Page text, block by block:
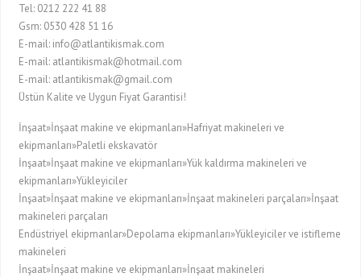
Tel: 0212 222 41 88
Gsm: 0530 428 51 16
E-mail: info@atlantikismak.com
E-mail: atlantikismak@hotmail.com
E-mail: atlantikismak@gmail.com
Üstün Kalite ve Uygun Fiyat Garantisi!
İnşaat»İnşaat makine ve ekipmanları»Hafriyat makineleri ve
ekipmanları»Paletli ekskavatör
İnşaat»İnşaat makine ve ekipmanları»Yük kaldırma makineleri ve
ekipmanları»Yükleyiciler
İnşaat»İnşaat makine ve ekipmanları»İnşaat makineleri parçaları»İnşaat
makineleri parçaları
Endüstriyel ekipmanlar»Depolama ekipmanları»Yükleyiciler ve istifleme
makineleri
İnşaat»İnşaat makine ve ekipmanları»İnşaat makineleri